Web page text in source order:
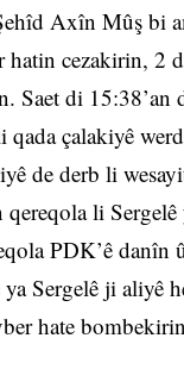
Axîn Mûş bi
hatin cezakirin, 2
Saet di 15:38’an
qada çalakiyê
de derb li
li Sergelê
PDK’ê
Sergelê ji aliyê
hate